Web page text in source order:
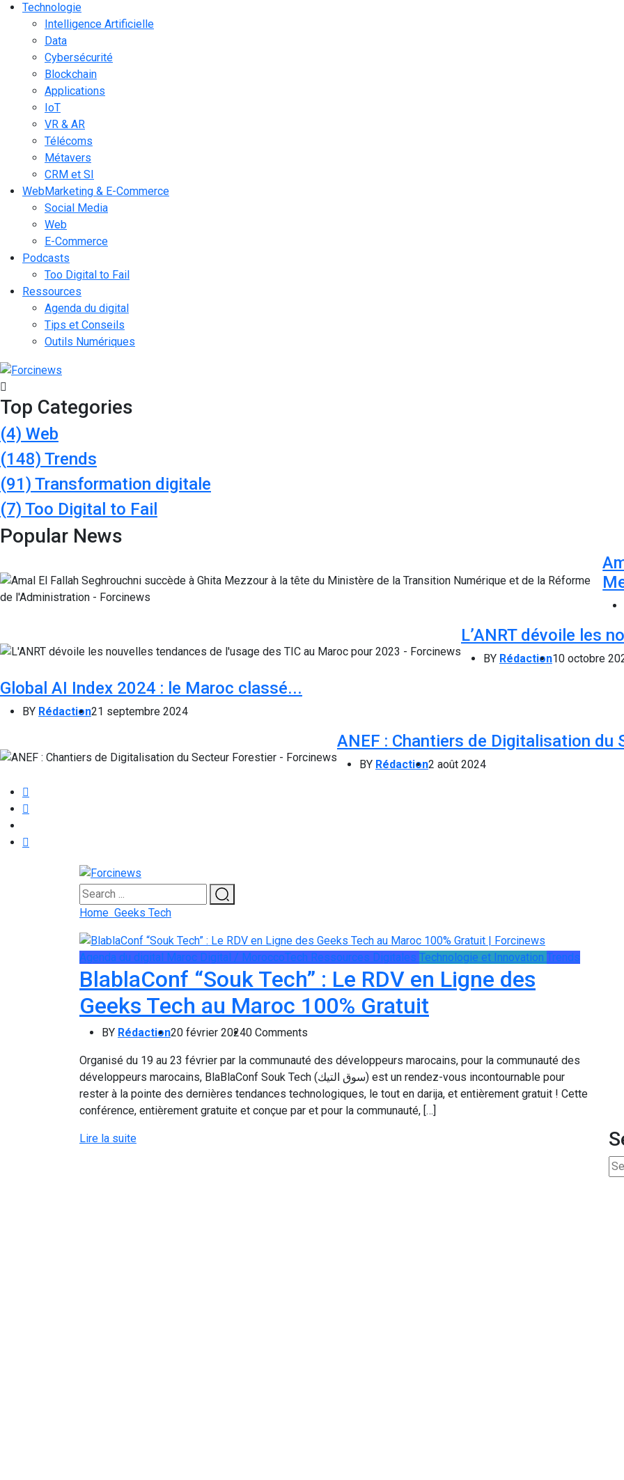
Technologie
Intelligence Artificielle
Data
Cybersécurité
Blockchain
Applications
IoT
VR & AR
Télécoms
Métavers
CRM et SI
WebMarketing & E-Commerce
Social Media
Web
E-Commerce
Podcasts
Too Digital to Fail
Ressources
Agenda du digital
Tips et Conseils
Outils Numériques
Top Categories
(4) Web
(148) Trends
(91) Transformation digitale
(7) Too Digital to Fail
Popular News
L’ANRT dévoile les
BY Rédaction10 octobre
Global AI Index 2024 : le Maroc classé...
BY Rédaction21 septembre 2024
ANEF : Chantiers de Digitalisation du
BY Rédaction2 août 2024
Home Geeks Tech
Agenda du digital Maroc Digital / MoroccoTech Ressources Digitales Technologie et Innovation Trends
BlablaConf “Souk Tech” : Le RDV en Ligne des
Geeks Tech au Maroc 100% Gratuit
BY Rédaction20 février 20240 Comments
Organisé du 19 au 23 février par la communauté des développeurs marocains, pour la communauté des
développeurs marocains, BlaBlaConf Souk Tech (سوق التيك) est un rendez-vous incontournable pour
rester à la pointe des dernières tendances technologiques, le tout en darija, et entièrement gratuit ! Cette
conférence, entièrement gratuite et conçue par et pour la communauté, […]
Lire la suite